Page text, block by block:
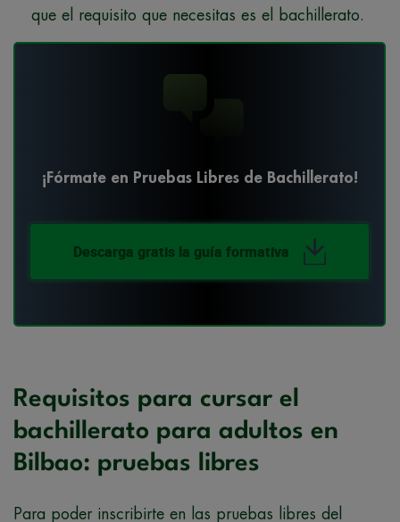
que el requisito que necesitas es el bachillerato.
¡Fórmate en Pruebas Libres de Bachillerato!
Descarga gratis la guía formativa
Requisitos para cursar el
bachillerato para adultos en
Bilbao: pruebas libres
Para poder inscribirte en las pruebas libres del